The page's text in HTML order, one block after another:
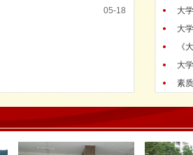
05-18
大
大
《
大
素